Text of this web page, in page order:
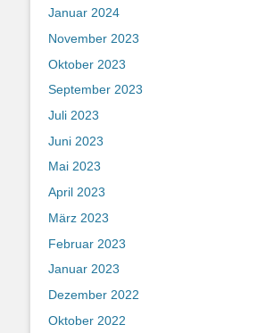
Januar 2024
November 2023
Oktober 2023
September 2023
Juli 2023
Juni 2023
Mai 2023
April 2023
März 2023
Februar 2023
Januar 2023
Dezember 2022
Oktober 2022